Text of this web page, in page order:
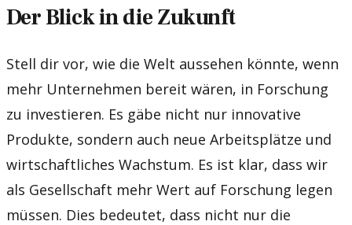
Der Blick in die Zukunft
Stell dir vor, wie die Welt aussehen könnte, wenn
mehr Unternehmen bereit wären, in Forschung
zu investieren. Es gäbe nicht nur innovative
Produkte, sondern auch neue Arbeitsplätze und
wirtschaftliches Wachstum. Es ist klar, dass wir
als Gesellschaft mehr Wert auf Forschung legen
müssen. Dies bedeutet, dass nicht nur die